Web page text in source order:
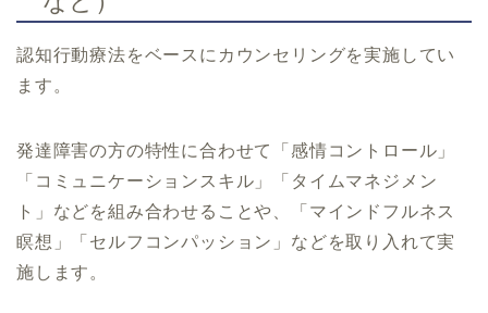
認知行動療法をベースにカウンセリングを実施してい
ます。
発達障害の方の特性に合わせて「感情コントロール」
「コミュニケーションスキル」「タイムマネジメン
ト」などを組み合わせることや、「マインドフルネス
瞑想」「セルフコンパッション」などを取り入れて実
施します。